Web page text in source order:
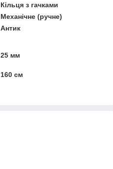
Кільця з гачками
Механічне (ручне)
Антик
25 мм
160 см